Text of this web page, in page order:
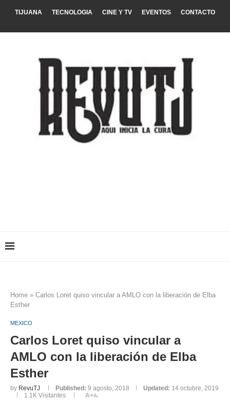
TIJUANA TECNOLOGIA CINE Y TV EVENTOS CONTACTO
Home » Carlos Loret quiso vincular a AMLO con la liberación de Elba
Esther
MEXICO
Carlos Loret quiso vincular a
AMLO con la liberación de Elba
Esther
by RevuTJ Published: 9 agosto, 2018 Updated: 14 octubre, 2019
1.1K Visitantes A+A-